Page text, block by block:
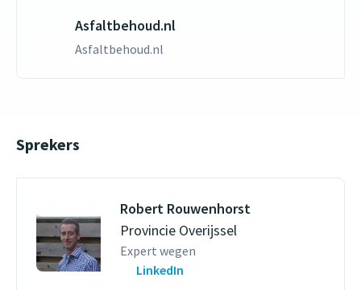
Asfaltbehoud.nl
Asfaltbehoud.nl
Sprekers
Robert Rouwenhorst
Provincie Overijssel
Expert wegen
LinkedIn